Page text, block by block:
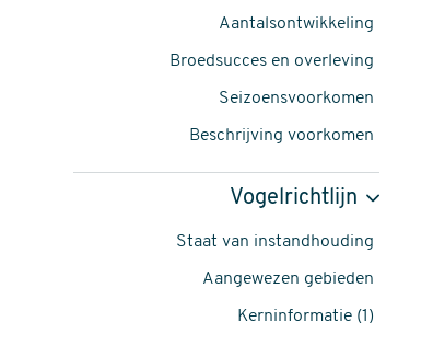
van
Aantalsontwikkeling
Broedsucces en overleving
Seizoensvoorkomen
Beschrijving voorkomen
Vogelrichtlijn
Staat van instandhouding
Aangewezen gebieden
Kerninformatie (1)